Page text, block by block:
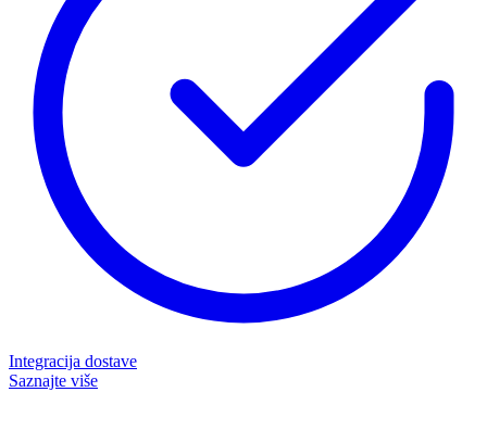
Integracija dostave
Saznajte više